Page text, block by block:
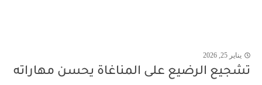
يناير 25, 2026
تشجيع الرضيع على المناغاة يحسن مهاراته